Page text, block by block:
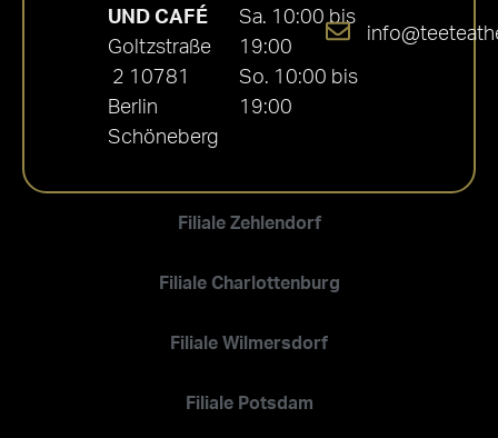
Filiale Zehlendorf
Filiale Charlottenburg
Filiale Wilmersdorf
Filiale Potsdam
UND CAFÉ
Goltzstraße
2 10781
Berlin
Schöneberg
Sa. 10:00 bis
19:00
So. 10:00 bis
19:00